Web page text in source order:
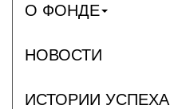
О ФОНДЕ
НОВОСТИ
ИСТОРИИ УСПЕХА